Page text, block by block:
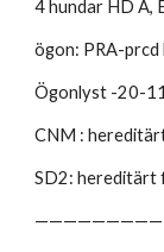
4 hundar HD A,
ögon: PRA-
Ögonlyst -20-
CNM :
SD2: hereditärt